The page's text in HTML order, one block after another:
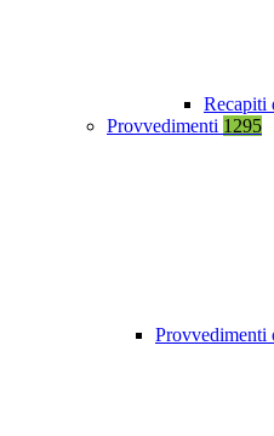
Recapiti
Provvedimenti 1295
Provvedimenti